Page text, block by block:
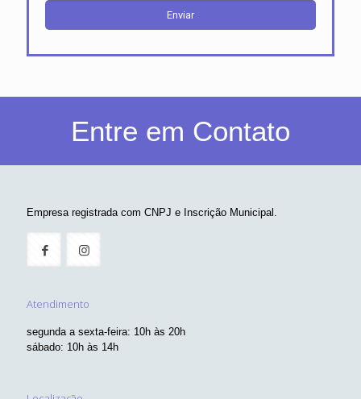
Entre em Contato
Empresa registrada com CNPJ e Inscrição Municipal.
Atendimento
segunda a sexta-feira: 10h às 20h
sábado: 10h às 14h